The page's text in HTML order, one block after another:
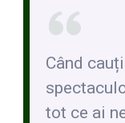
Când
tot ce ai